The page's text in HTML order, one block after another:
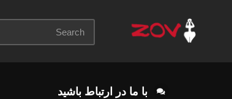
با ما در ارتباط باشید